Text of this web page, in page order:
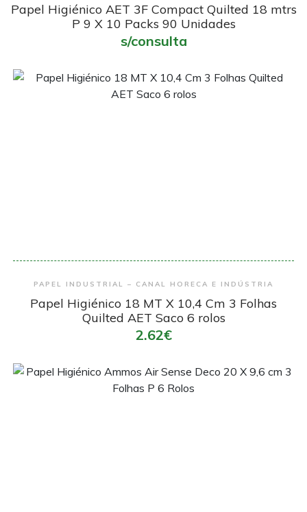
Papel Higiénico AET 3F Compact Quilted 18 mtrs
P 9 X 10 Packs 90 Unidades
s/consulta
Encomendar
PAPEL INDUSTRIAL – CANAL HORECA E INDÚSTRIA
Papel Higiénico 18 MT X 10,4 Cm 3 Folhas
Quilted AET Saco 6 rolos
2.62€